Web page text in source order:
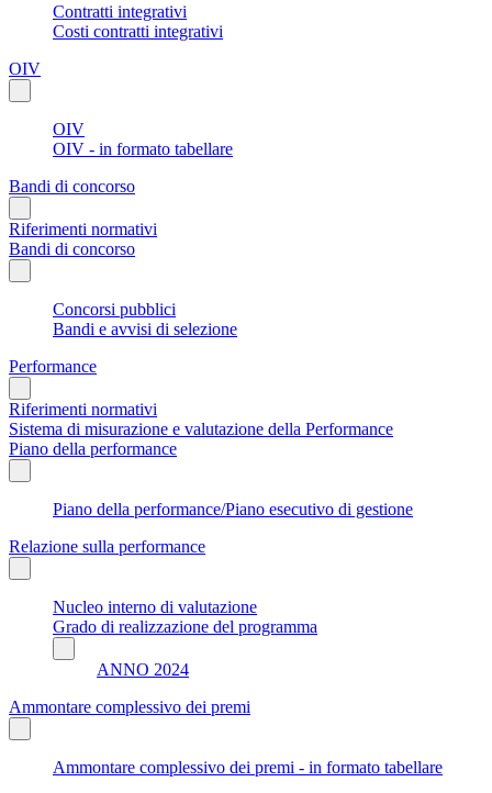
Contratti integrativi
Costi contratti integrativi
OIV
OIV
OIV - in formato tabellare
Bandi di concorso
Riferimenti normativi
Bandi di concorso
Concorsi pubblici
Bandi e avvisi di selezione
Performance
Riferimenti normativi
Sistema di misurazione e valutazione della Performance
Piano della performance
Piano della performance/Piano esecutivo di gestione
Relazione sulla performance
Nucleo interno di valutazione
Grado di realizzazione del programma
ANNO 2024
Ammontare complessivo dei premi
Ammontare complessivo dei premi - in formato tabellare